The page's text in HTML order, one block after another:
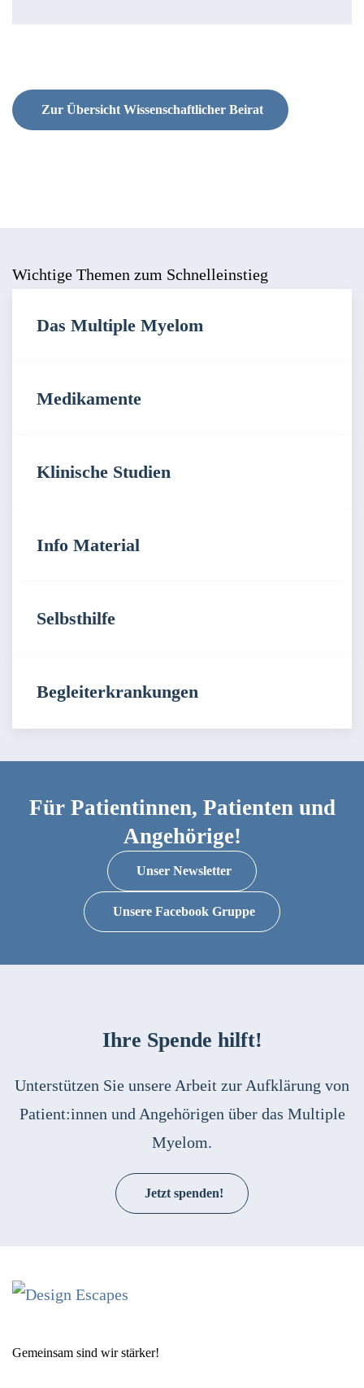
Zur Übersicht Wissenschaftlicher Beirat
Wichtige Themen zum Schnelleinstieg
Das Multiple Myelom
Medikamente
Klinische Studien
Info Material
Selbsthilfe
Begleiterkrankungen
Für Patientinnen, Patienten und
Angehörige!
Unser Newsletter
Unsere Facebook Gruppe
Ihre Spende hilft!
Unterstützen Sie unsere Arbeit zur Aufklärung von
Patient:innen und Angehörigen über das Multiple
Myelom.
Jetzt spenden!
Gemeinsam sind wir stärker!